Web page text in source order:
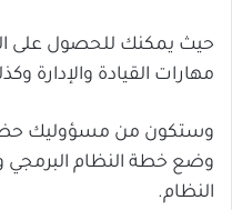
حيث يمكنك للحصول على
مهارات القيادة والإدارة
وستكون من مسؤوليك
وضع خطة النظام البرمجي
النظام.